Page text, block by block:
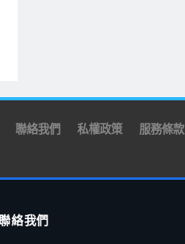
聯絡我們 私權政策 服務條款
絡我們